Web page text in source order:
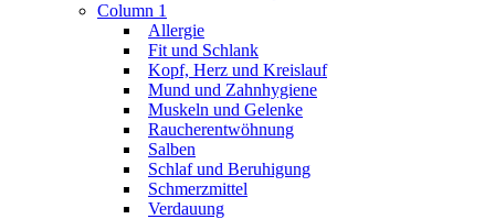
Column 1
Allergie
Fit und Schlank
Kopf, Herz und Kreislauf
Mund und Zahnhygiene
Muskeln und Gelenke
Raucherentwöhnung
Salben
Schlaf und Beruhigung
Schmerzmittel
Verdauung